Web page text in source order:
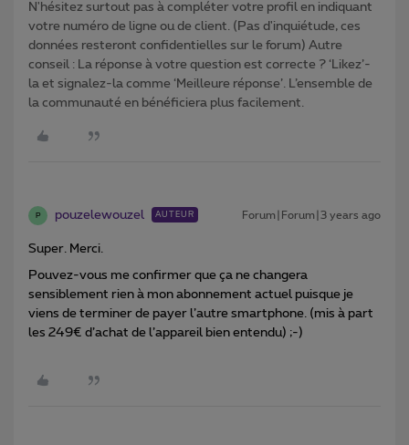
N'hésitez surtout pas à compléter votre profil en indiquant
votre numéro de ligne ou de client. (Pas d'inquiétude, ces
données resteront confidentielles sur le forum) Autre
conseil : La réponse à votre question est correcte ? ‘Likez’-
la et signalez-la comme ‘Meilleure réponse’. L’ensemble de
la communauté en bénéficiera plus facilement.
P pouzelewouzel AUTEUR Forum|Forum|3 years ago
Super. Merci.
Pouvez-vous me confirmer que ça ne changera
sensiblement rien à mon abonnement actuel puisque je
viens de terminer de payer l’autre smartphone. (mis à part
les 249€ d’achat de l’appareil bien entendu) ;-)